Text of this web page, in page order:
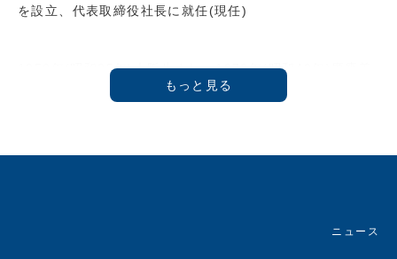
を設立、代表取締役社長に就任(現任)
1950年(昭和25年)大阪生まれ。1973年(昭和48年)慶應義
塾大学商学部卒業後、ライオン油脂(株)(現 ライオン(株))
クル事業推進室 室長に就任。創業時４人でスタートしたア
ニュース